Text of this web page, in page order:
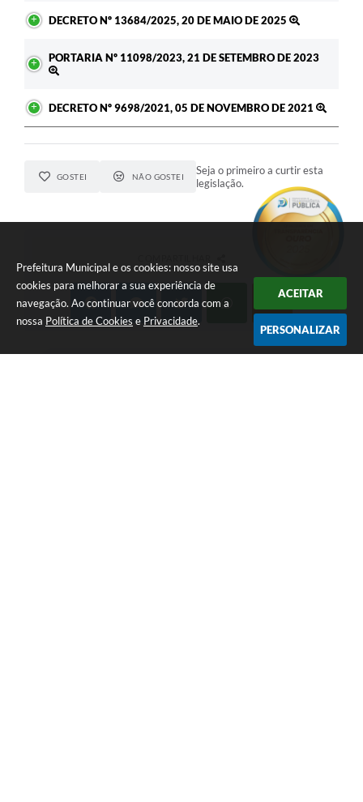
Prefeitura Municipal e os cookies: nosso site usa
cookies para melhorar a sua experiência de
navegação. Ao continuar você concorda com a
nossa Política de Cookies e Privacidade.
ACEITAR
PERSONALIZAR
DECRETO Nº 13684/2025, 20 DE MAIO DE 2025
PORTARIA Nº 11098/2023, 21 DE SETEMBRO DE 2023
DECRETO Nº 9698/2021, 05 DE NOVEMBRO DE 2021
GOSTEI NÃO GOSTEI
Seja o primeiro a curtir esta
legislação.